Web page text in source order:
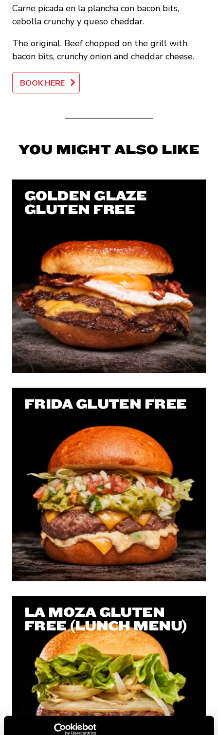
Carne picada en la plancha con bacon bits,
cebolla crunchy y queso cheddar.
The original. Beef chopped on the grill with
bacon bits, crunchy onion and cheddar cheese.
BOOK HERE
YOU MIGHT ALSO LIKE
GOLDEN GLAZE
GLUTEN FREE
FRIDA GLUTEN FREE
LA MOZA GLUTEN
FREE (LUNCH MENU)